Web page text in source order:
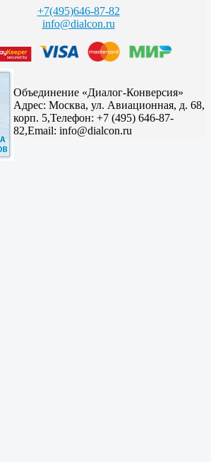
+7(495)646-87-82
info@dialcon.ru
Объединение «Диалог-Конверсия»
Адрес: Москва, ул. Авиационная, д. 68,
корп. 5,Телефон: +7 (495) 646-87-
82,Email: info@dialcon.ru